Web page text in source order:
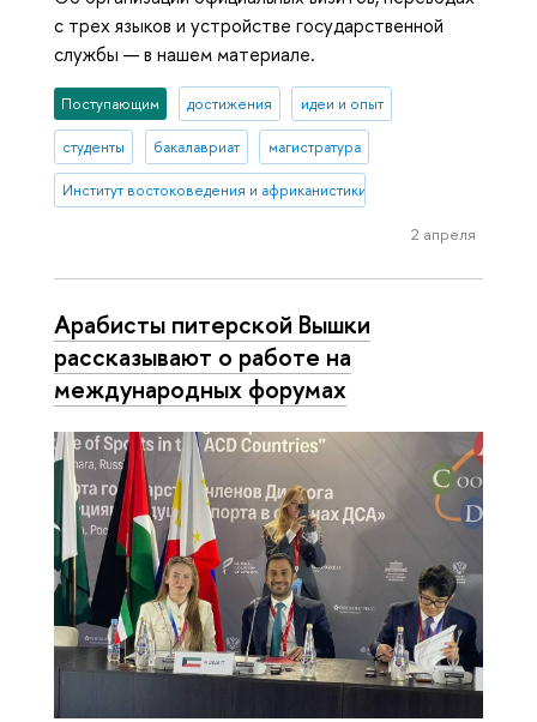
с трех языков и устройстве государственной
службы — в нашем материале.
Поступающим достижения идеи и опыт
студенты бакалавриат магистратура
Институт востоковедения и африканистики
2 апреля
Арабисты питерской Вышки
рассказывают о работе на
международных форумах